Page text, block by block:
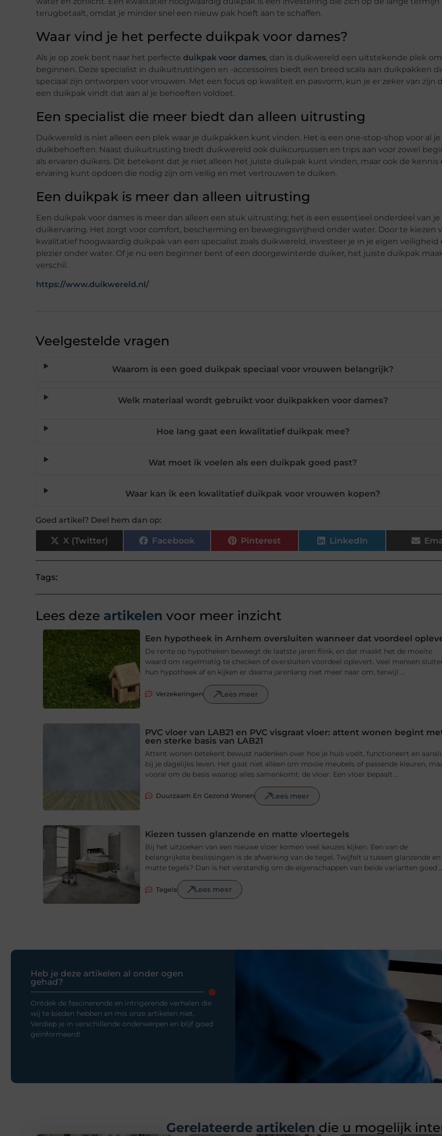
terugbetaalt, omdat je minder snel een nieuw pak hoeft aan te schaffen.
Waar vind je het perfecte duikpak voor dames?
Als je op zoek bent naar het perfecte duikpak voor dames, dan is duikwereld een uitstekende plek
beginnen. Deze specialist in duikuitrustingen en -accessoires biedt een breed scala aan duikpakken
speciaal zijn ontworpen voor vrouwen. Met een focus op kwaliteit en pasvorm, kun je er zeker van zijn
een duikpak vindt dat aan al je behoeften voldoet.
Een specialist die meer biedt dan alleen uitrusting
Duikwereld is niet alleen een plek waar je duikpakken kunt vinden. Het is een one-stop-shop voor al je
duikbehoeften. Naast duikuitrusting biedt duikwereld ook duikcursussen en trips aan voor zowel
als ervaren duikers. Dit betekent dat je niet alleen het juiste duikpak kunt vinden, maar ook de kennis
ervaring kunt opdoen die nodig zijn om veilig en met vertrouwen te duiken.
Een duikpak is meer dan alleen uitrusting
Een duikpak voor dames is meer dan alleen een stuk uitrusting; het is een essentieel onderdeel van je
duikervaring. Het zorgt voor comfort, bescherming en bewegingsvrijheid onder water. Door te kiezen
kwalitatief hoogwaardig duikpak van een specialist zoals duikwereld, investeer je in je eigen veiligheid
plezier onder water. Of je nu een beginner bent of een doorgewinterde duiker, het juiste duikpak
verschil.
https://www.duikwereld.nl/
Veelgestelde vragen
Waarom is een goed duikpak speciaal voor vrouwen belangrijk?
Welk materiaal wordt gebruikt voor duikpakken voor dames?
Hoe lang gaat een kwalitatief duikpak mee?
Wat moet ik voelen als een duikpak goed past?
Waar kan ik een kwalitatief duikpak voor vrouwen kopen?
Goed artikel? Deel hem dan op:
X (Twitter) Facebook Pinterest LinkedIn
Tags:
Lees deze artikelen voor meer inzicht
Een hypotheek in Arnhem oversluiten wanneer dat voordeel
De rente op hypotheken beweegt de laatste jaren flink, en dat maakt het de moeite
waard om regelmatig te checken of oversluiten voordeel oplevert. Veel mensen
hun hypotheek af en kijken er daarna jarenlang niet meer naar om, terwijl ...
Verzekeringen Lees meer
PVC vloer van LAB21 en PVC visgraat vloer: attent wonen begint
een sterke basis van LAB21
Attent wonen betekent bewust nadenken over hoe je huis voelt, functioneert en
bij je dagelijks leven. Het gaat niet alleen om mooie meubels of passende kleuren,
vooral om de basis waarop alles samenkomt: de vloer. Een vloer bepaalt ...
Duurzaam En Gezond Wonen Lees meer
Kiezen tussen glanzende en matte vloertegels
Bij het uitzoeken van een nieuwe vloer komen veel keuzes kijken. Een van de
belangrijkste beslissingen is de afwerking van de tegel. Twijfelt u tussen glanzende en
matte tegels? Dan is het verstandig om de eigenschappen van beide varianten goed
Tegels Lees meer
Heb je deze artikelen al onder ogen
gehad?
Ontdek de fascinerende en intrigerende verhalen die
wij te bieden hebben en mis onze artikelen niet.
Verdiep je in verschillende onderwerpen en blijf goed
geïnformeerd!
Gerelateerde artikelen die u mogelijk